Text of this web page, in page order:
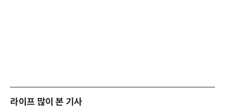
라이프 많이 본 기사